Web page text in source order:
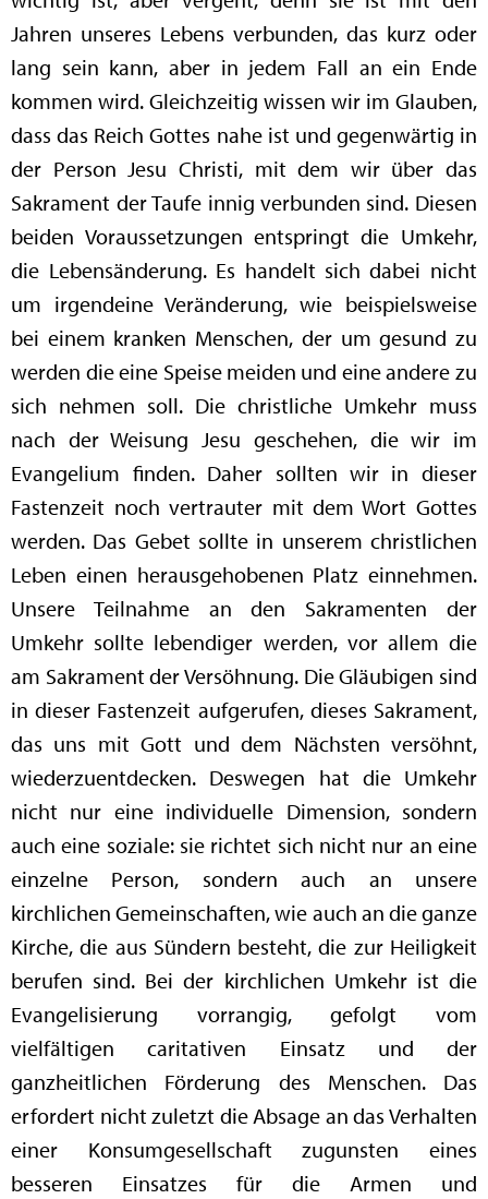
Jahren unseres Lebens verbunden, das kurz oder
lang sein kann, aber in jedem Fall an ein Ende
kommen wird. Gleichzeitig wissen wir im Glauben,
dass das Reich Gottes nahe ist und gegenwärtig in
der Person Jesu Christi, mit dem wir über das
Sakrament der Taufe innig verbunden sind. Diesen
beiden Voraussetzungen entspringt die Umkehr,
die Lebensänderung. Es handelt sich dabei nicht
um irgendeine Veränderung, wie beispielsweise
bei einem kranken Menschen, der um gesund zu
werden die eine Speise meiden und eine andere zu
sich nehmen soll. Die christliche Umkehr muss
nach der Weisung Jesu geschehen, die wir im
Evangelium finden. Daher sollten wir in dieser
Fastenzeit noch vertrauter mit dem Wort Gottes
werden. Das Gebet sollte in unserem christlichen
Leben einen herausgehobenen Platz einnehmen.
Unsere Teilnahme an den Sakramenten der
Umkehr sollte lebendiger werden, vor allem die
am Sakrament der Versöhnung. Die Gläubigen sind
in dieser Fastenzeit aufgerufen, dieses Sakrament,
das uns mit Gott und dem Nächsten versöhnt,
wiederzuentdecken. Deswegen hat die Umkehr
nicht nur eine individuelle Dimension, sondern
auch eine soziale: sie richtet sich nicht nur an eine
einzelne Person, sondern auch an unsere
kirchlichen Gemeinschaften, wie auch an die ganze
Kirche, die aus Sündern besteht, die zur Heiligkeit
berufen sind. Bei der kirchlichen Umkehr ist die
Evangelisierung vorrangig, gefolgt vom
vielfältigen caritativen Einsatz und der
ganzheitlichen Förderung des Menschen. Das
erfordert nicht zuletzt die Absage an das Verhalten
einer Konsumgesellschaft zugunsten eines
besseren Einsatzes für die Armen und